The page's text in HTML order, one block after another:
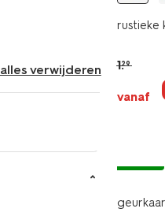
alles verwijderen
rustieke
1.29
vanaf